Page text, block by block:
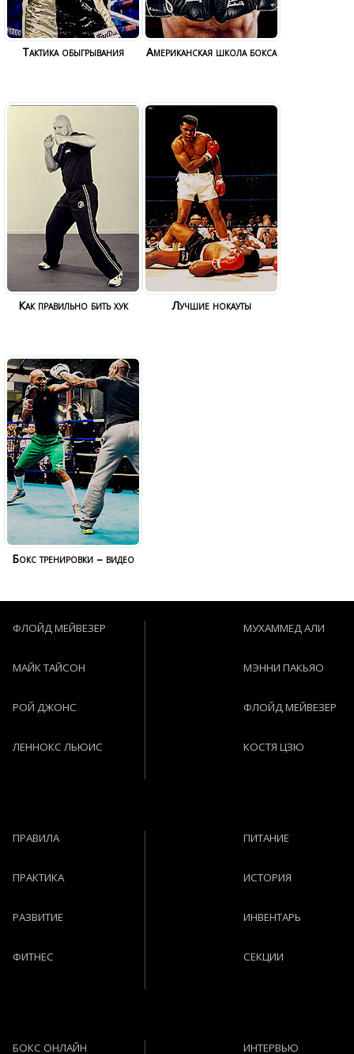
Тактика обыгрывания Американская школа бокса
Как правильно бить хук Лучшие нокауты
Бокс тренировки – видео
ФЛОЙД МЕЙВЕЗЕР
МАЙК ТАЙСОН
РОЙ ДЖОНС
ЛЕННОКС ЛЬЮИС
МУХАММЕД АЛИ
МЭННИ ПАКЬЯО
ФЛОЙД МЕЙВЕЗЕР
КОСТЯ ЦЗЮ
ПРАВИЛА
ПРАКТИКА
РАЗВИТИЕ
ФИТНЕС
ПИТАНИЕ
ИСТОРИЯ
ИНВЕНТАРЬ
СЕКЦИИ
БОКС ОНЛАЙН ИНТЕРВЬЮ